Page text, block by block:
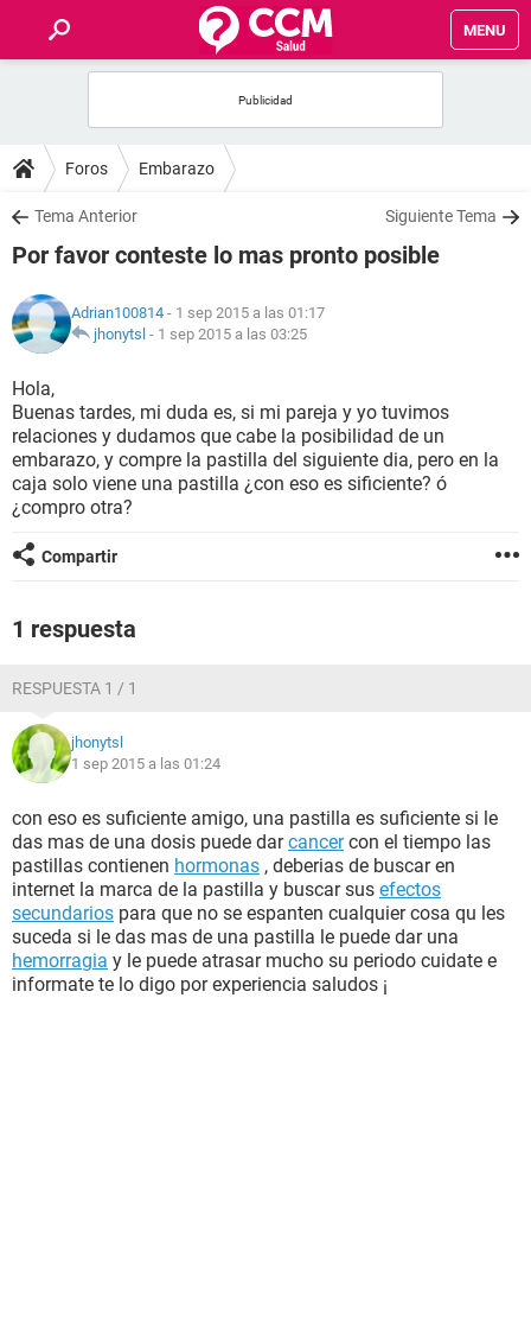
MENU
FOROS
SALUD
NUTRICIÓN
BIENESTAR
SEXUALIDAD
GLOSARIO
Foros Embarazo
Tema Anterior Siguiente Tema
Por favor conteste lo mas pronto posible
Adrian100814 - 1 sep 2015 a las 01:17
jhonytsl - 1 sep 2015 a las 03:25
Hola,
Buenas tardes, mi duda es, si mi pareja y yo tuvimos
relaciones y dudamos que cabe la posibilidad de un
embarazo, y compre la pastilla del siguiente dia, pero en la
caja solo viene una pastilla ¿con eso es sificiente? ó
¿compro otra?
Compartir
1 respuesta
RESPUESTA 1 / 1
jhonytsl
1 sep 2015 a las 01:24
con eso es suficiente amigo, una pastilla es suficiente si le
das mas de una dosis puede darcancercon el tiempo las
pastillas contienen hormonas , deberias de buscar en
internet la marca de la pastilla y buscar sus efectos
secundarios para que no se espanten cualquier cosa qu les
suceda si le das mas de una pastilla le puede dar una
hemorragia y le puede atrasar mucho su periodo cuidate e
informate te lo digo por experiencia saludos ¡